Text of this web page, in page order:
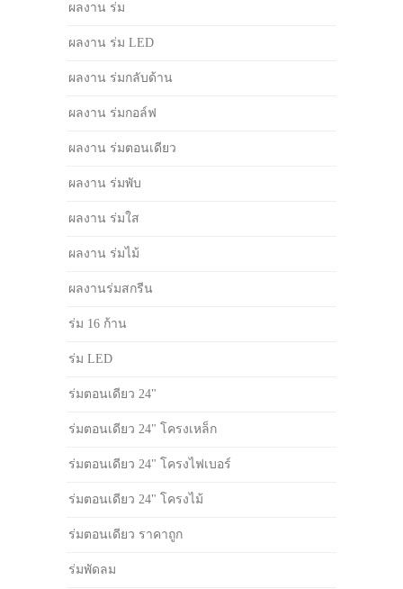
ผลงาน ร่ม
ผลงาน ร่ม LED
ผลงาน ร่มกลับด้าน
ผลงาน ร่มกอล์ฟ
ผลงาน ร่มตอนเดียว
ผลงาน ร่มพับ
ผลงาน ร่มใส
ผลงาน ร่มไม้
ผลงานร่มสกรีน
ร่ม 16 ก้าน
ร่ม LED
ร่มตอนเดียว 24"
ร่มตอนเดียว 24" โครงเหล็ก
ร่มตอนเดียว 24" โครงไฟเบอร์
ร่มตอนเดียว 24" โครงไม้
ร่มตอนเดียว ราคาถูก
ร่มพัดลม